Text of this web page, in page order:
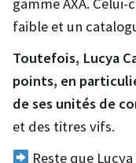
faible et un
Toutefois, Lucya
points, en
de ses unités de
et des titres vifs.
Reste que